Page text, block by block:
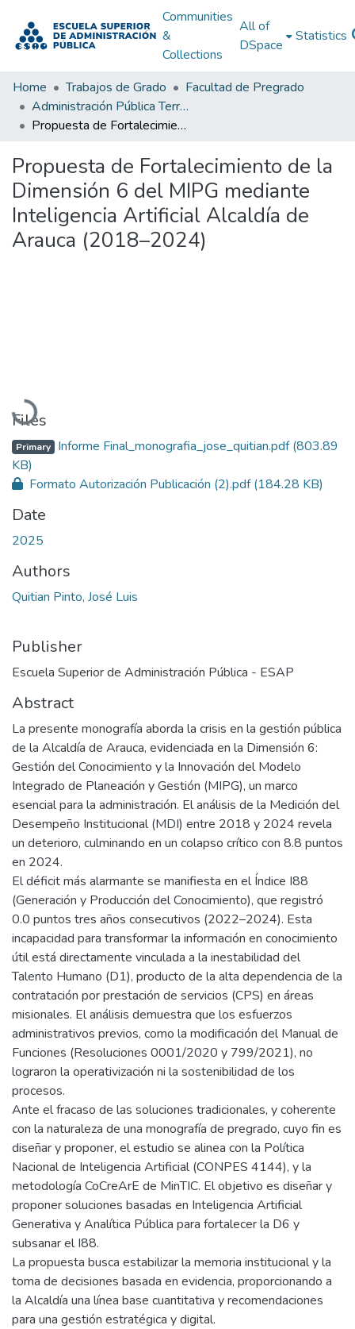
Communities
&
Collections
All of
DSpace
Statistics
Home Trabajos de Grado
Facultad de Pregrado
Administración Pública Territorial (APT)
Propuesta de Fortalecimiento de la Dimensión 6 del MIPG mediante Inteligencia Artificial Alcaldía de Arauca (2018–2024)
Propuesta de Fortalecimiento de la
Dimensión 6 del MIPG mediante
Inteligencia Artificial Alcaldía de
Arauca (2018–2024)
Loading...
Files
Primary Informe Final_monografia_jose_quitian.pdf(803.89
KB)
Formato Autorización Publicación (2).pdf(184.28 KB)
Date
2025
Authors
Quitian Pinto, José Luis
Publisher
Escuela Superior de Administración Pública - ESAP
Abstract
La presente monografía aborda la crisis en la gestión pública
de la Alcaldía de Arauca, evidenciada en la Dimensión 6:
Gestión del Conocimiento y la Innovación del Modelo
Integrado de Planeación y Gestión (MIPG), un marco
esencial para la administración. El análisis de la Medición del
Desempeño Institucional (MDI) entre 2018 y 2024 revela
un deterioro, culminando en un colapso crítico con 8.8 puntos
en 2024.
El déficit más alarmante se manifiesta en el Índice I88
(Generación y Producción del Conocimiento), que registró
0.0 puntos tres años consecutivos (2022–2024). Esta
incapacidad para transformar la información en conocimiento
útil está directamente vinculada a la inestabilidad del
Talento Humano (D1), producto de la alta dependencia de la
contratación por prestación de servicios (CPS) en áreas
misionales. El análisis demuestra que los esfuerzos
administrativos previos, como la modificación del Manual de
Funciones (Resoluciones 0001/2020 y 799/2021), no
lograron la operativización ni la sostenibilidad de los
procesos.
Ante el fracaso de las soluciones tradicionales, y coherente
con la naturaleza de una monografía de pregrado, cuyo fin es
diseñar y proponer, el estudio se alinea con la Política
Nacional de Inteligencia Artificial (CONPES 4144), y la
metodología CoCreArE de MinTIC. El objetivo es diseñar y
proponer soluciones basadas en Inteligencia Artificial
Generativa y Analítica Pública para fortalecer la D6 y
subsanar el I88.
La propuesta busca estabilizar la memoria institucional y la
toma de decisiones basada en evidencia, proporcionando a
la Alcaldía una línea base cuantitativa y recomendaciones
para una gestión estratégica y digital.